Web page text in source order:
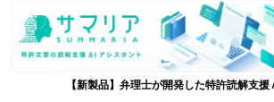
【新製品】弁理士が開発した特許読解支援